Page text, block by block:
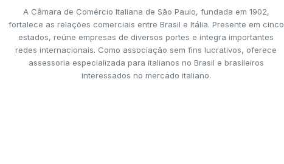
A Câmara de Comércio Italiana de São Paulo, fundada em 1902,
fortalece as relações comerciais entre Brasil e Itália. Presente em cinco
estados, reúne empresas de diversos portes e integra importantes
redes internacionais. Como associação sem fins lucrativos, oferece
assessoria especializada para italianos no Brasil e brasileiros
interessados no mercado italiano.